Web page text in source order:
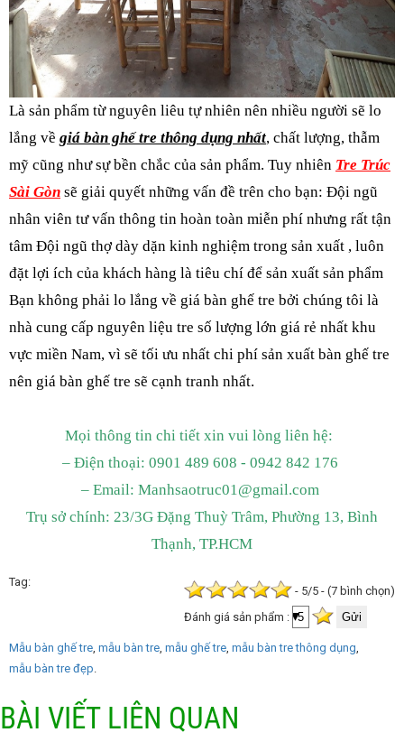
Là sản phẩm từ nguyên liêu tự nhiên nên nhiều người sẽ lo
lắng về giá bàn ghế tre thông dụng nhất, chất lượng, thẫm
mỹ cũng như sự bền chắc của sản phẩm. Tuy nhiên Tre Trúc
Sài Gòn sẽ giải quyết những vấn đề trên cho bạn: Đội ngũ
nhân viên tư vấn thông tin hoàn toàn miễn phí nhưng rất tận
tâm Đội ngũ thợ dày dặn kinh nghiệm trong sản xuất , luôn
đặt lợi ích của khách hàng là tiêu chí để sản xuất sản phẩm
Bạn không phải lo lắng về giá bàn ghế tre bởi chúng tôi là
nhà cung cấp nguyên liệu tre số lượng lớn giá rẻ nhất khu
vực miền Nam, vì sẽ tối ưu nhất chi phí sản xuất bàn ghế tre
nên giá bàn ghế tre sẽ cạnh tranh nhất.
Mọi thông tin chi tiết xin vui lòng liên hệ:
– Điện thoại: 0901 489 608 - 0942 842 176
– Email: Manhsaotruc01@gmail.com
Trụ sở chính: 23/3G Đặng Thuỳ Trâm, Phường 13, Bình
Thạnh, TP.HCM
- 5/5 - (7 bình chọn)
Đánh giá sản phẩm :
Tag
Mẫu bàn ghế tre mẫu bàn tre mẫu ghế tre mẫu bàn tre thông dụng
mẫu bàn tre đẹp
BÀI VIẾT LIÊN QUAN